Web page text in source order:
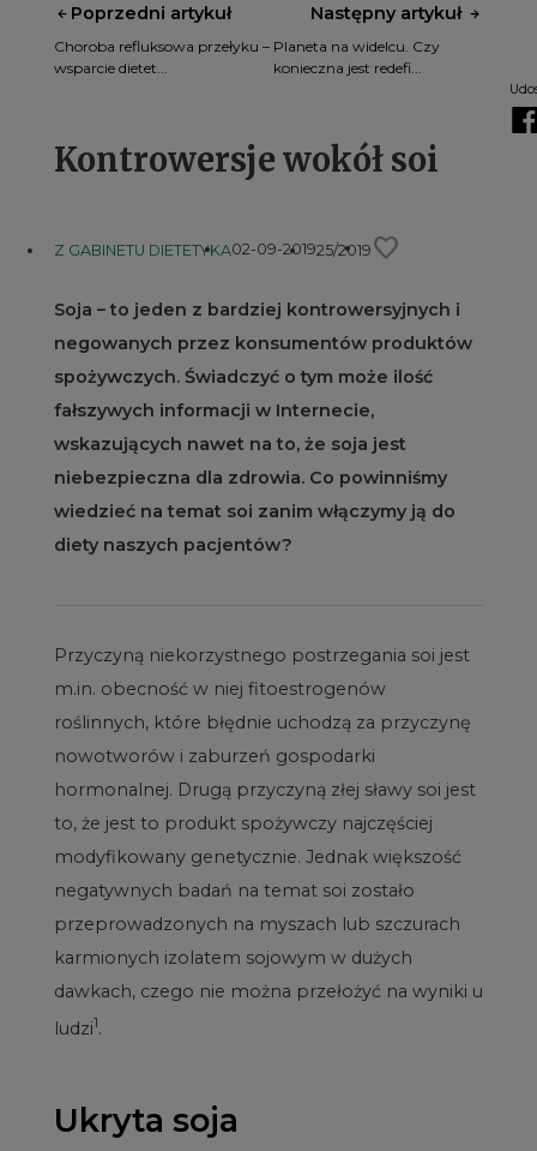
Poprzedni artykuł
Choroba refluksowa przełyku –
wsparcie dietet...
Następny artykuł
Planeta na widelcu. Czy
konieczna jest redefi...
Kontrowersje wokół soi
Z GABINETU DIETETYKA02-09-201925/2019 favorite
Soja – to jeden z bardziej kontrowersyjnych i
negowanych przez konsumentów produktów
spożywczych. Świadczyć o tym może ilość
fałszywych informacji w Internecie,
wskazujących nawet na to, że soja jest
niebezpieczna dla zdrowia. Co powinniśmy
wiedzieć na temat soi zanim włączymy ją do
diety naszych pacjentów?
Przyczyną niekorzystnego postrzegania soi jest
m.in. obecność w niej fitoestrogenów
roślinnych, które błędnie uchodzą za przyczynę
nowotworów i zaburzeń gospodarki
hormonalnej. Drugą przyczyną złej sławy soi jest
to, że jest to produkt spożywczy najczęściej
modyfikowany genetycznie. Jednak większość
negatywnych badań na temat soi zostało
przeprowadzonych na myszach lub szczurach
karmionych izolatem sojowym w dużych
dawkach, czego nie można przełożyć na wyniki u
ludzi1.
Ukryta soja